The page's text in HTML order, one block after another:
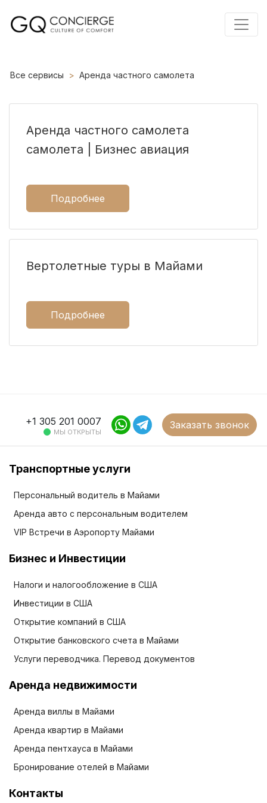
Все сервисы Аренда частного самолета
Аренда частного самолета
самолета | Бизнес авиация
Подробнее
Вертолетные туры в Майами
Подробнее
+1 305 201 0007
МЫ ОТКРЫТЫ
Заказать звонок
Транспортные услуги
Персональный водитель в Майами
Аренда авто с персональным водителем
VIP Встречи в Аэропорту Майами
Бизнес и Инвестиции
Налоги и налогообложение в США
Инвестиции в США
Открытие компаний в США
Открытие банковского счета в Майами
Услуги переводчика. Перевод документов
Аренда недвижимости
Аренда виллы в Майами
Аренда квартир в Майами
Аренда пентхауса в Майами
Бронирование отелей в Майами
Контакты